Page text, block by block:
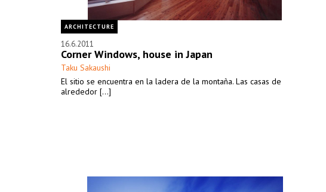
ARCHITECTURE
16.6.2011
Corner Windows, house in Japan
Taku Sakaushi
El sitio se encuentra en la ladera de la montaña. Las casas de
alrededor [...]